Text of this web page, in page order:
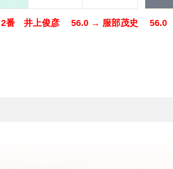
番 井上俊彦 56.0 → 服部茂史 56.0